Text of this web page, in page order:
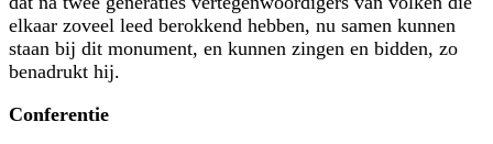
elkaar zoveel leed berokkend hebben, nu samen kunnen
staan bij dit monument, en kunnen zingen en bidden, zo
benadrukt hij.
Conferentie